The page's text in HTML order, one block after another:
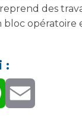
des
opératoire
: